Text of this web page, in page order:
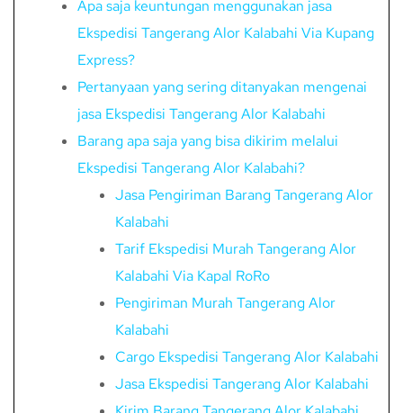
Apa saja keuntungan menggunakan jasa
Ekspedisi Tangerang Alor Kalabahi Via Kupang
Express?
Pertanyaan yang sering ditanyakan mengenai
jasa Ekspedisi Tangerang Alor Kalabahi
Barang apa saja yang bisa dikirim melalui
Ekspedisi Tangerang Alor Kalabahi?
Jasa Pengiriman Barang Tangerang Alor
Kalabahi
Tarif Ekspedisi Murah Tangerang Alor
Kalabahi Via Kapal RoRo
Pengiriman Murah Tangerang Alor
Kalabahi
Cargo Ekspedisi Tangerang Alor Kalabahi
Jasa Ekspedisi Tangerang Alor Kalabahi